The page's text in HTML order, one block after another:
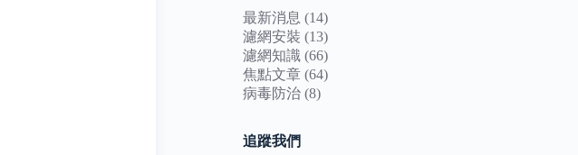
最新消息 (14)
濾網安裝 (13)
濾網知識 (66)
焦點文章 (64)
病毒防治 (8)
追蹤我們